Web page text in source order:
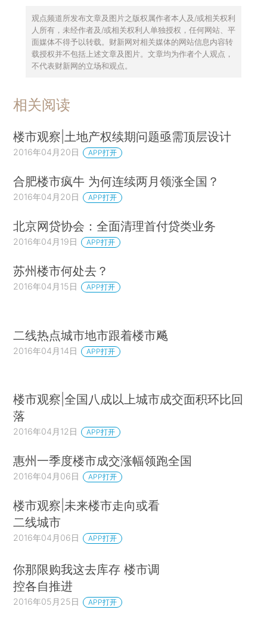
观点频道所发布文章及图片之版权属作者本人及/或相关权利
人所有，未经作者及/或相关权利人单独授权，任何网站、平
面媒体不得予以转载。财新网对相关媒体的网站信息内容转
载授权并不包括上述文章及图片。文章均为作者个人观点，
不代表财新网的立场和观点。
相关阅读
楼市观察|土地产权续期问题亟需顶层设计
2016年04月20日 APP打开
合肥楼市疯牛 为何连续两月领涨全国？
2016年04月20日 APP打开
北京网贷协会：全面清理首付贷类业务
2016年04月19日 APP打开
苏州楼市何处去？
2016年04月15日 APP打开
二线热点城市地市跟着楼市飚
2016年04月14日 APP打开
楼市观察|全国八成以上城市成交面积环比回
落
2016年04月12日 APP打开
惠州一季度楼市成交涨幅领跑全国
2016年04月06日 APP打开
楼市观察|未来楼市走向或看
二线城市
2016年04月06日 APP打开
你那限购我这去库存 楼市调
控各自推进
2016年05月25日 APP打开